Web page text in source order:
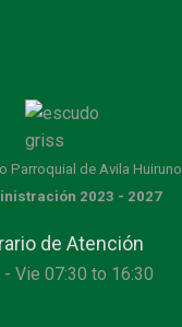
Parroquial de Avila Huiruno
2023 - 2027
de Atención
- Vie 07:30 to 16:30